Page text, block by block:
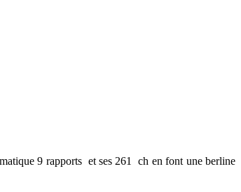
9 rapports et ses 261 ch en font une berline